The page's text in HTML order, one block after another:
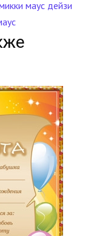
маус дейзи